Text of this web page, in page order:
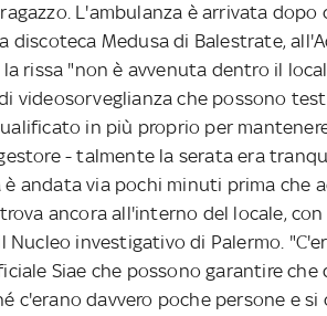
L'ambulanza è arrivata
discoteca Medusa di Balestrate,
rissa "non è avvenuta dentro il
videosorveglianza che possono
in più proprio per
- talmente la serata era
è andata via pochi minuti prima che
ancora all'interno del locale,
Nucleo investigativo di Palermo.
Siae che possono garantire che
c'erano davvero poche persone e